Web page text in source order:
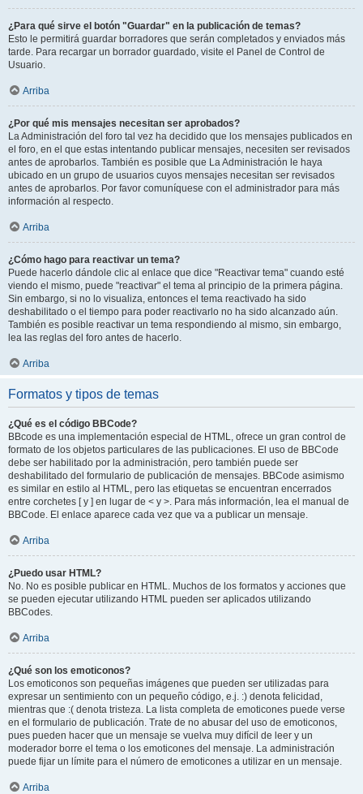
¿Para qué sirve el botón "Guardar" en la publicación de temas?
Esto le permitirá guardar borradores que serán completados y enviados más
tarde. Para recargar un borrador guardado, visite el Panel de Control de
Usuario.
Arriba
¿Por qué mis mensajes necesitan ser aprobados?
La Administración del foro tal vez ha decidido que los mensajes publicados en
el foro, en el que estas intentando publicar mensajes, necesiten ser revisados
antes de aprobarlos. También es posible que La Administración le haya
ubicado en un grupo de usuarios cuyos mensajes necesitan ser revisados
antes de aprobarlos. Por favor comuníquese con el administrador para más
información al respecto.
Arriba
¿Cómo hago para reactivar un tema?
Puede hacerlo dándole clic al enlace que dice "Reactivar tema" cuando esté
viendo el mismo, puede "reactivar" el tema al principio de la primera página.
Sin embargo, si no lo visualiza, entonces el tema reactivado ha sido
deshabilitado o el tiempo para poder reactivarlo no ha sido alcanzado aún.
También es posible reactivar un tema respondiendo al mismo, sin embargo,
lea las reglas del foro antes de hacerlo.
Arriba
Formatos y tipos de temas
¿Qué es el código BBCode?
BBcode es una implementación especial de HTML, ofrece un gran control de
formato de los objetos particulares de las publicaciones. El uso de BBCode
debe ser habilitado por la administración, pero también puede ser
deshabilitado del formulario de publicación de mensajes. BBCode asimismo
es similar en estilo al HTML, pero las etiquetas se encuentran encerrados
entre corchetes [ y ] en lugar de < y >. Para más información, lea el manual de
BBCode. El enlace aparece cada vez que va a publicar un mensaje.
Arriba
¿Puedo usar HTML?
No. No es posible publicar en HTML. Muchos de los formatos y acciones que
se pueden ejecutar utilizando HTML pueden ser aplicados utilizando
BBCodes.
Arriba
¿Qué son los emoticonos?
Los emoticonos son pequeñas imágenes que pueden ser utilizadas para
expresar un sentimiento con un pequeño código, e.j. :) denota felicidad,
mientras que :( denota tristeza. La lista completa de emoticones puede verse
en el formulario de publicación. Trate de no abusar del uso de emoticonos,
pues pueden hacer que un mensaje se vuelva muy difícil de leer y un
moderador borre el tema o los emoticones del mensaje. La administración
puede fijar un límite para el número de emoticones a utilizar en un mensaje.
Arriba